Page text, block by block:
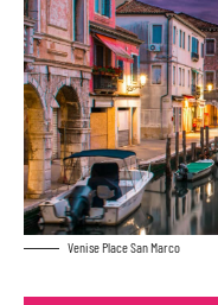
Venise Place San Marco